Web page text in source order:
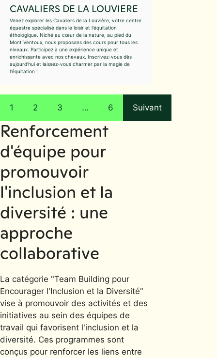
CAVALIERS DE LA LOUVIERE
Venez explorer les Cavaliers de la Louvière, votre centre
équestre spécialisé dans le loisir et l'équitation
éthologique. Niché au cœur de la nature, au pied du
Mont Ventoux, nous proposons des cours pour tous les
niveaux. Participez à une expérience unique et
enrichissante avec nos chevaux. Inscrivez-vous dès
aujourd'hui et laissez-vous charmer par la magie de
l'équitation !
1 2 3 … 6 Suivant
Renforcement
d'équipe pour
promouvoir
l'inclusion et la
diversité : une
approche
collaborative
La catégorie "Team Building pour
Encourager l'Inclusion et la Diversité"
vise à promouvoir des activités et des
initiatives au sein des équipes de
travail qui favorisent l'inclusion et la
diversité. Ces programmes sont
conçus pour renforcer les liens entre